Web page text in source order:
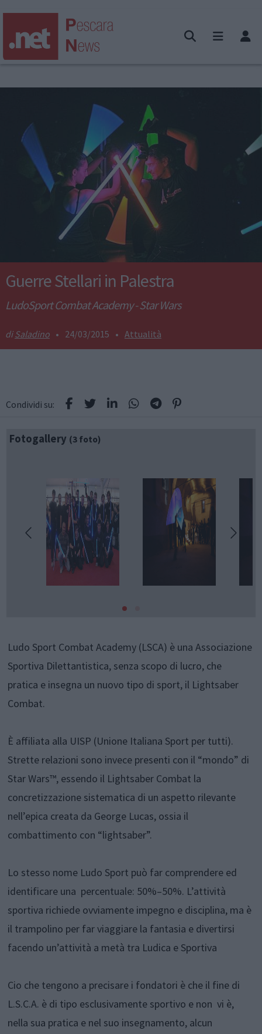
Guerre Stellari in Palestra
LudoSport Combat Academy - Star Wars
Saladino • 24/03/2015 • Attualità
Condividi su:
Fotogallery (3 foto)
Ludo Sport Combat Academy (LSCA) è una Associazione
Sportiva Dilettantistica, senza scopo di lucro, che
pratica e insegna un nuovo tipo di sport, il Lightsaber
Combat.
È affiliata alla UISP (Unione Italiana Sport per tutti).
Strette relazioni sono invece presenti con il “mondo” di
Star Wars™, essendo il Lightsaber Combat la
concretizzazione sistematica di un aspetto rilevante
nell’epica creata da George Lucas, ossia il
combattimento con “lightsaber”.
Lo stesso nome Ludo Sport può far comprendere ed
identificare una percentuale: 50%–50%. L’attività
sportiva richiede ovviamente impegno e disciplina, ma è
il trampolino per far viaggiare la fantasia e divertirsi
facendo un’attività a metà tra Ludica e Sportiva
Cio che tengono a precisare i fondatori è che il fine di
L.S.C.A. è di tipo esclusivamente sportivo e non vi è,
nella sua pratica e nel suo insegnamento, alcun